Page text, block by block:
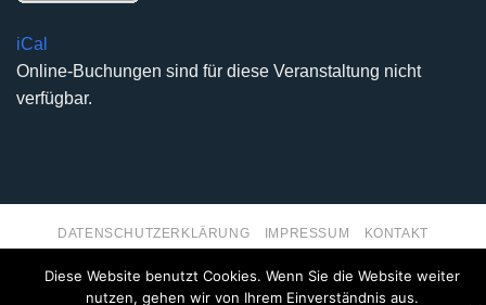
iCal
Online-Buchungen sind für diese Veranstaltung nicht
verfügbar.
DATENSCHUTZERKLÄRUNG IMPRESSUM KONTAKT
kleinzweidrei Kommunikationsdesign
Diese Website benutzt Cookies. Wenn Sie die Website weiter
nutzen, gehen wir von Ihrem Einverständnis aus.